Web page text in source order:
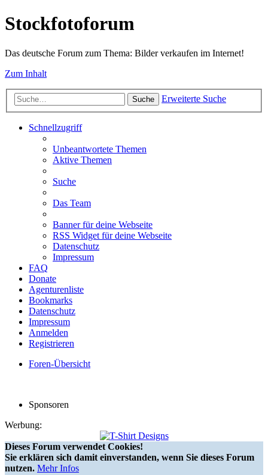
Stockfotoforum
Das deutsche Forum zum Thema: Bilder verkaufen im Internet!
Zum Inhalt
Suche Erweiterte Suche
Schnellzugriff
Unbeantwortete Themen
Aktive Themen
Suche
Das Team
Banner für deine Webseite
RSS Widget für deine Webseite
Datenschutz
Impressum
FAQ
Donate
Agenturenliste
Bookmarks
Datenschutz
Impressum
Anmelden
Registrieren
Foren-Übersicht
Sponsoren
Werbung:
Dieses Forum verwendet Cookies!
Sie erklären sich damit einverstanden, wenn Sie dieses Forum
nutzen. Mehr Infos